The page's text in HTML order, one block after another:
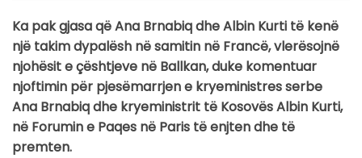
Ka pak gjasa që Ana Brnabiq dhe Albin Kurti të kenë
një takim dypalësh në samitin në Francë, vlerësojnë
njohësit e çështjeve në Ballkan, duke komentuar
njoftimin për pjesëmarrjen e kryeministres serbe
Ana Brnabiq dhe kryeministrit të Kosovës Albin Kurti,
në Forumin e Paqes në Paris të enjten dhe të
premten.